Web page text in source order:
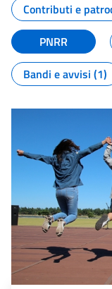
Contributi e
PNRR
Bandi e avvisi (1)